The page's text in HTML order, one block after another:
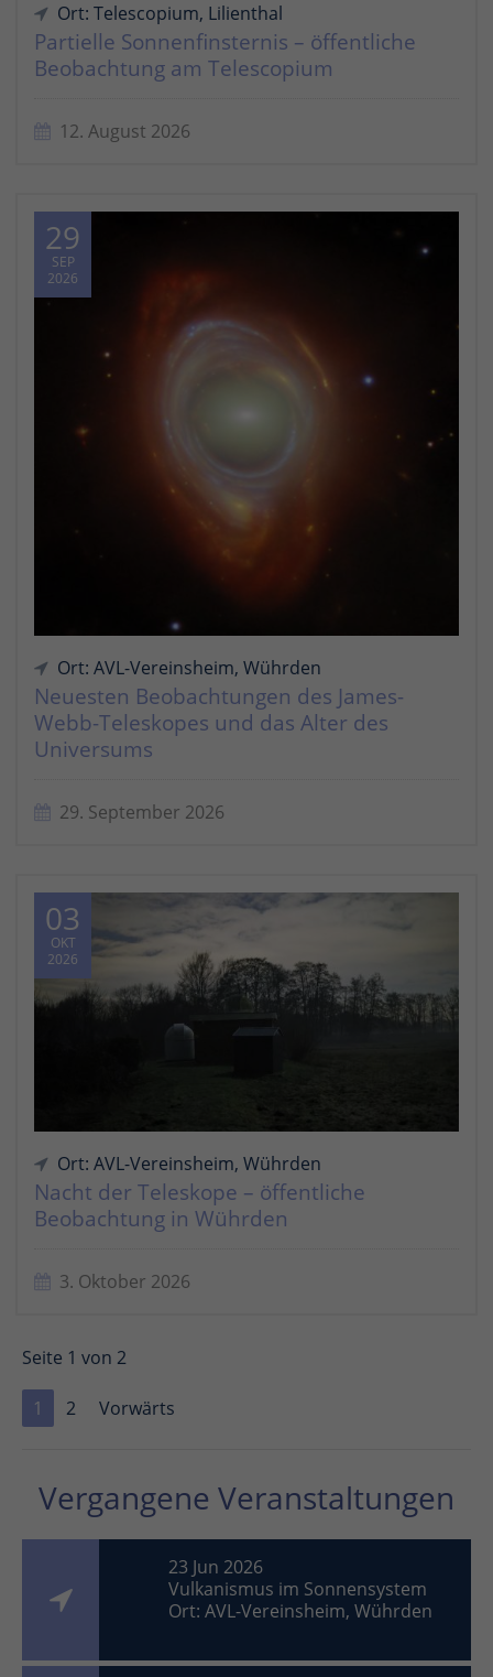
Ort: Telescopium, Lilienthal
Partielle Sonnenfinsternis – öffentliche
Beobachtung am Telescopium
12. August 2026
29
SEP
2026
Ort: AVL-Vereinsheim, Wührden
Neuesten Beobachtungen des James-
Webb-Teleskopes und das Alter des
Universums
29. September 2026
03
OKT
2026
Ort: AVL-Vereinsheim, Wührden
Nacht der Teleskope – öffentliche
Beobachtung in Wührden
3. Oktober 2026
Seite 1 von 2
1 2 Vorwärts
Vergangene Veranstaltungen
23 Jun 2026
Vulkanismus im Sonnensystem
Ort: AVL-Vereinsheim, Wührden